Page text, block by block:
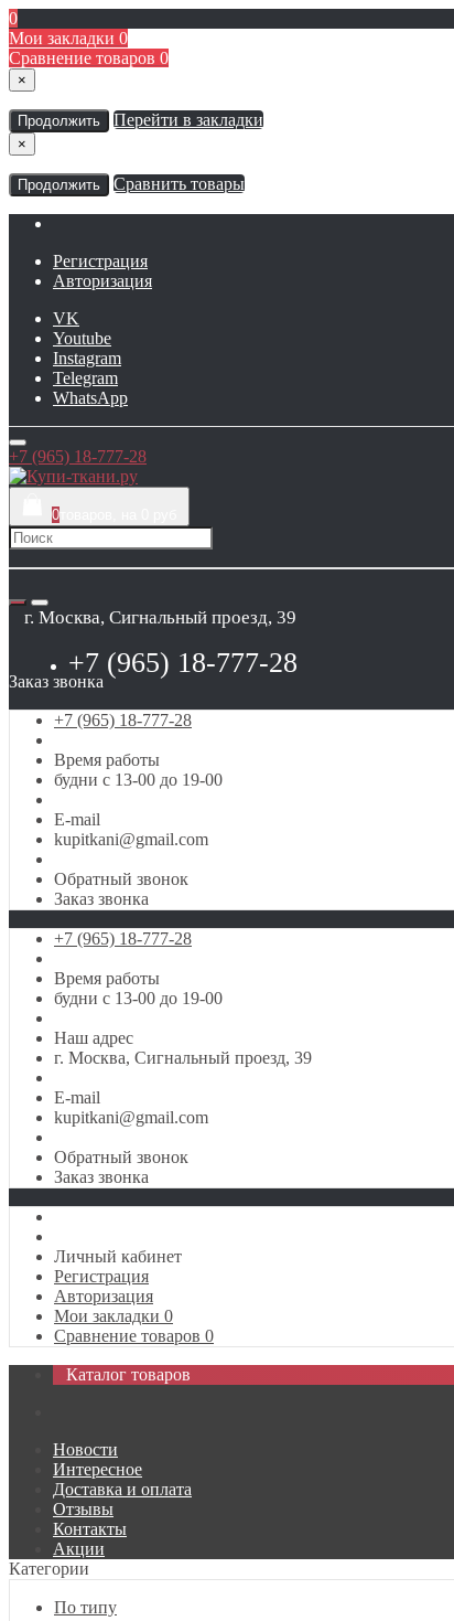
0
Мои закладки 0
Сравнение товаров 0
×
Продолжить Перейти в закладки
×
Продолжить Сравнить товары
Регистрация
Авторизация
VK
Youtube
Instagram
Telegram
WhatsApp
+7 (965) 18-777-28
0
г. Москва, Сигнальный проезд, 39
+7 (965) 18-777-28
Заказ звонка
+7 (965) 18-777-28
Время работы
будни с 13-00 до 19-00
E-mail
kupitkani@gmail.com
Обратный звонок
Заказ звонка
+7 (965) 18-777-28
Время работы
будни с 13-00 до 19-00
Наш адрес
г. Москва, Сигнальный проезд, 39
E-mail
kupitkani@gmail.com
Обратный звонок
Заказ звонка
Личный кабинет
Регистрация
Авторизация
Мои закладки 0
Сравнение товаров 0
Каталог товаров
Новости
Интересное
Доставка и оплата
Отзывы
Контакты
Акции
Категории
По типу